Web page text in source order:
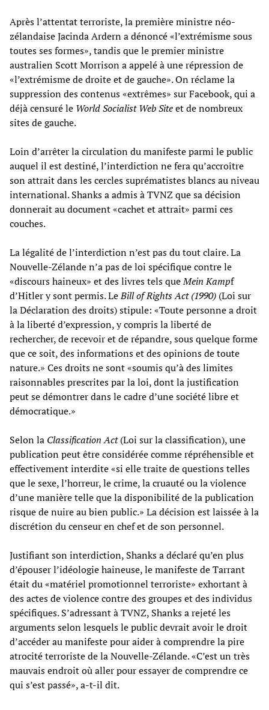
Après l’attentat terroriste, la première ministre néo-
zélandaise Jacinda Ardern a dénoncé «l’extrémisme sous
toutes ses formes», tandis que le premier ministre
australien Scott Morrison a appelé à une répression de
«l’extrémisme de droite et de gauche». On réclame la
suppression des contenus «extrêmes» sur Facebook, qui a
déjà censuré le World Socialist Web Siteet de nombreux
sites de gauche.
Loin d’arrêter la circulation du manifeste parmi le public
auquel il est destiné, l’interdiction ne fera qu’accroître
son attrait dans les cercles suprématistes blancs au niveau
international. Shanks a admis à TVNZ que sa décision
donnerait au document «cachet et attrait» parmi ces
couches.
La légalité de l’interdiction n’est pas du tout claire. La
Nouvelle-Zélande n’a pas de loi spécifique contre le
«discours haineux» et des livres tels queMein Kampf
d’Hitler y sont permis. LeBill of Rights Act (1990) (Loi sur
la Déclaration des droits) stipule: «Toute personne a droit
à la liberté d’expression, y compris la liberté de
rechercher, de recevoir et de répandre, sous quelque forme
que ce soit, des informations et des opinions de toute
nature.» Ces droits ne sont «soumis qu’à des limites
raisonnables prescrites par la loi, dont la justification
peut se démontrer dans le cadre d’une société libre et
démocratique.»
Selon la Classification Act(Loi sur la classification), une
publication peut être considérée comme répréhensible et
effectivement interdite «si elle traite de questions telles
que le sexe, l’horreur, le crime, la cruauté ou la violence
d’une manière telle que la disponibilité de la publication
risque de nuire au bien public.» La décision est laissée à la
discrétion du censeur en chef et de son personnel.
Justifiant son interdiction, Shanks a déclaré qu’en plus
d’épouser l’idéologie haineuse, le manifeste de Tarrant
était du «matériel promotionnel terroriste» exhortant à
des actes de violence contre des groupes et des individus
spécifiques. S’adressant à TVNZ, Shanks a rejeté les
arguments selon lesquels le public devrait avoir le droit
d’accéder au manifeste pour aider à comprendre la pire
atrocité terroriste de la Nouvelle-Zélande. «C’est un très
mauvais endroit où aller pour essayer de comprendre ce
qui s’est passé», a-t-il dit.